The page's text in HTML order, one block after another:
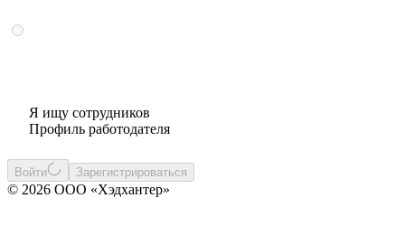
Я ищу сотрудников
Профиль работодателя
Войти Зарегистрироваться
© 2026 ООО «Хэдхантер»